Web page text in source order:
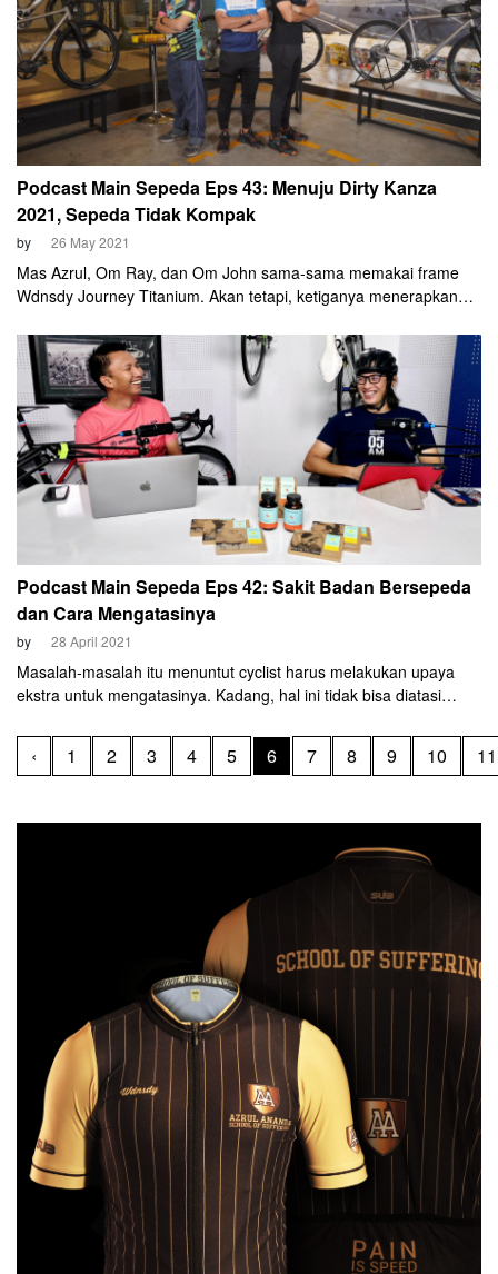
Podcast Main Sepeda Eps 43: Menuju Dirty Kanza
2021, Sepeda Tidak Kompak
by 26 May 2021
Mas Azrul, Om Ray, dan Om John sama-sama memakai frame
Wdnsdy Journey Titanium. Akan tetapi, ketiganya menerapkan
Podcast Main Sepeda Eps 42: Sakit Badan Bersepeda
dan Cara Mengatasinya
by 28 April 2021
Masalah-masalah itu menuntut cyclist harus melakukan upaya
ekstra untuk mengatasinya. Kadang, hal ini tidak bisa diatasi
‹ 1 2 3 4 5 6 7 8 9 10 11